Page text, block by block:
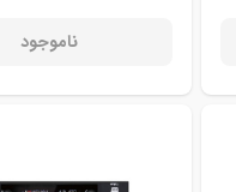
ناموجود